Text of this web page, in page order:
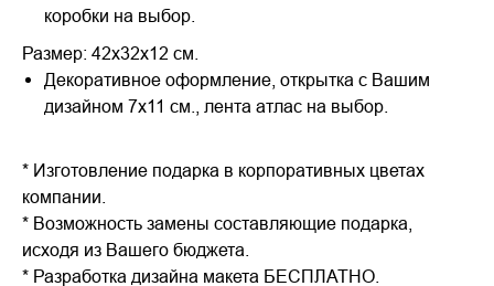
коробки на выбор.
Размер: 42х32х12 см.
Декоративное оформление, открытка с Вашим
дизайном 7х11 см., лента атлас на выбор.
* Изготовление подарка в корпоративных цветах
компании.
* Возможность замены составляющие подарка,
исходя из Вашего бюджета.
* Разработка дизайна макета БЕСПЛАТНО.